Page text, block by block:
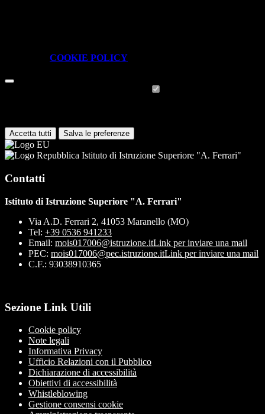
COOKIE POLICY
Accetta tutti Salva le preferenze
Istituto di Istruzione Superiore "A. Ferrari"
Contatti
Istituto di Istruzione Superiore "A. Ferrari"
Via A.D. Ferrari 2, 41053 Maranello (MO)
Tel: +39 0536 941233
Email: mois017006@istruzione.itLink per inviare una mail
PEC: mois017006@pec.istruzione.itLink per inviare una mail
C.F.: 93038910365
Sezione Link Utili
Cookie policy
Note legali
Informativa Privacy
Ufficio Relazioni con il Pubblico
Dichiarazione di accessibilità
Obiettivi di accessibilità
Whistleblowing
Gestione consensi cookie